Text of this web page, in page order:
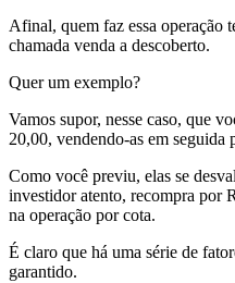
Afinal, quem faz essa operação
chamada venda a descoberto.
Quer um exemplo?
Vamos supor, nesse caso, que
20,00, vendendo-as em seguida
Como você previu, elas se
investidor atento, recompra por
na operação por cota.
É claro que há uma série de
garantido.